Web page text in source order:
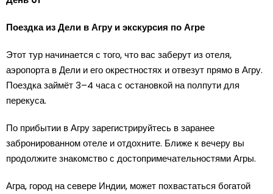
Поездка из Дели в Агру и экскурсия по Агре
Этот тур начинается с того, что вас заберут из отеля,
аэропорта в Дели и его окрестностях и отвезут прямо в Агру.
Поездка займёт 3–4 часа с остановкой на полпути для
перекуса.
По прибытии в Агру зарегистрируйтесь в заранее
забронированном отеле и отдохните. Ближе к вечеру вы
продолжите знакомство с достопримечательностями Агры.
Агра, город на севере Индии, может похвастаться богатой